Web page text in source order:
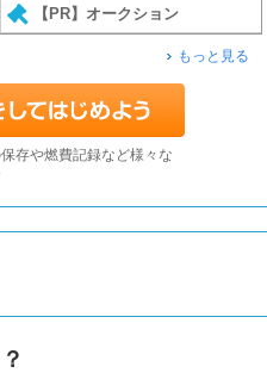
【PR】オークション
もっと見る
存や燃費記録など様々な